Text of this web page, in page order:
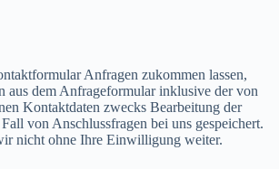
Anfragen zukommen lassen,
aus dem Anfrageformular inklusive der von
Kontaktdaten zwecks Bearbeitung der
von Anschlussfragen bei uns gespeichert.
nicht ohne Ihre Einwilligung weiter.